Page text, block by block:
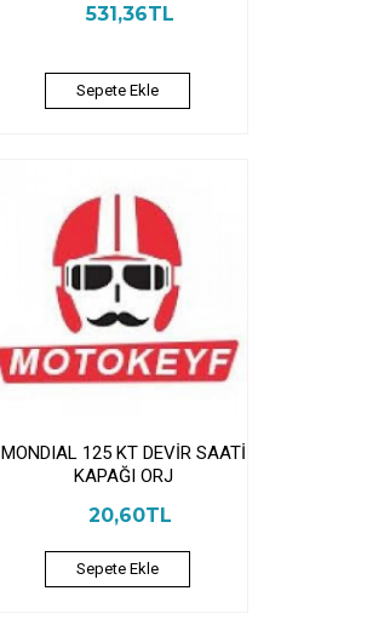
531,36TL
Sepete Ekle
MONDIAL 125 KT DEVİR SAATİ
KAPAĞI ORJ
20,60TL
Sepete Ekle